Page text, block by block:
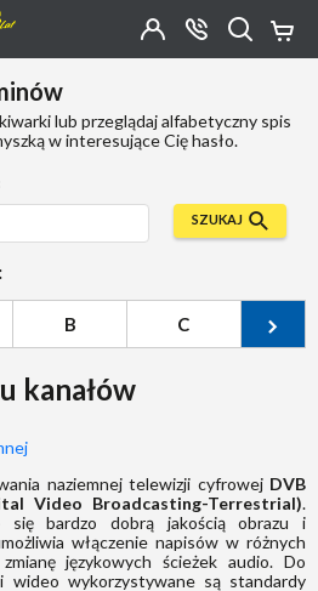
Moje
Konto
szukasz?
lub przeglądaj alfabetyczny spis
w interesujące Cię hasło.
SZUKAJ
B C
kanałów
naziemnej telewizji cyfrowej DVB
Video Broadcasting-Terrestrial).
się bardzo dobrą jakością obrazu i
włączenie napisów w różnych
językowych ścieżek audio. Do
wideo wykorzystywane są standardy